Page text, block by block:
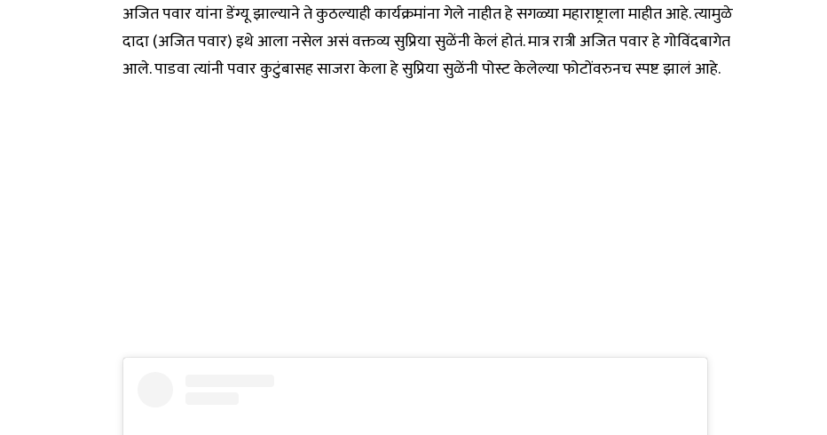
अजित पवार यांना डेंग्यू झाल्याने ते कुठल्याही कार्यक्रमांना गेले नाहीत हे सगळ्या महाराष्ट्राला माहीत आहे. त्यामुळे
दादा (अजित पवार) इथे आला नसेल असं वक्तव्य सुप्रिया सुळेंनी केलं होतं. मात्र रात्री अजित पवार हे गोविंदबागेत
आले. पाडवा त्यांनी पवार कुटुंबासह साजरा केला हे सुप्रिया सुळेंनी पोस्ट केलेल्या फोटोंवरुनच स्पष्ट झालं आहे.